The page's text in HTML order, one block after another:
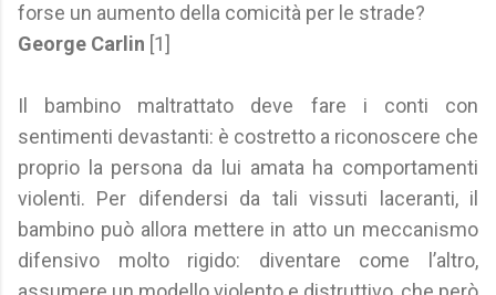
forse un aumento della comicità per le strade?
George Carlin [1]
Il bambino maltrattato deve fare i conti con
sentimenti devastanti: è costretto a riconoscere che
proprio la persona da lui amata ha comportamenti
violenti. Per difendersi da tali vissuti laceranti, il
bambino può allora mettere in atto un meccanismo
difensivo molto rigido: diventare come l’altro,